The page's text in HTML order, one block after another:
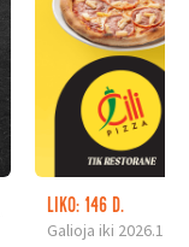
LIKO: 146 D.
Galioja iki